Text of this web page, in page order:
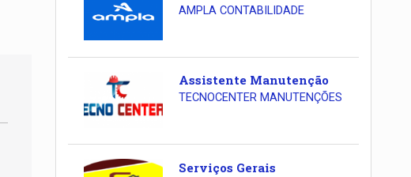
AMPLA CONTABILIDADE
Assistente Manutenção
TECNOCENTER MANUTENÇÕES
Serviços Gerais